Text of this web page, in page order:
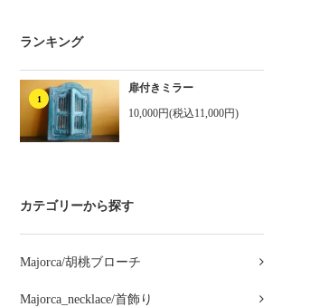
ランキング
1
扉付きミラー
10,000円(税込11,000円)
カテゴリーから探す
Majorca/胡桃ブローチ
Majorca_necklace/首飾り